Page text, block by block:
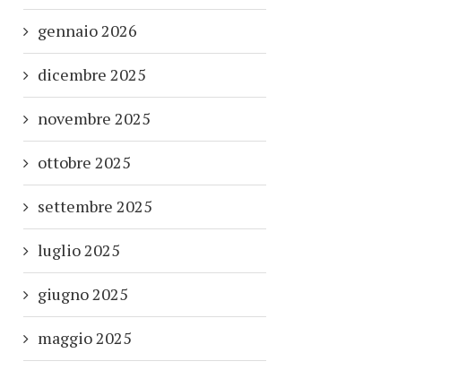
gennaio 2026
dicembre 2025
novembre 2025
ottobre 2025
settembre 2025
luglio 2025
giugno 2025
maggio 2025